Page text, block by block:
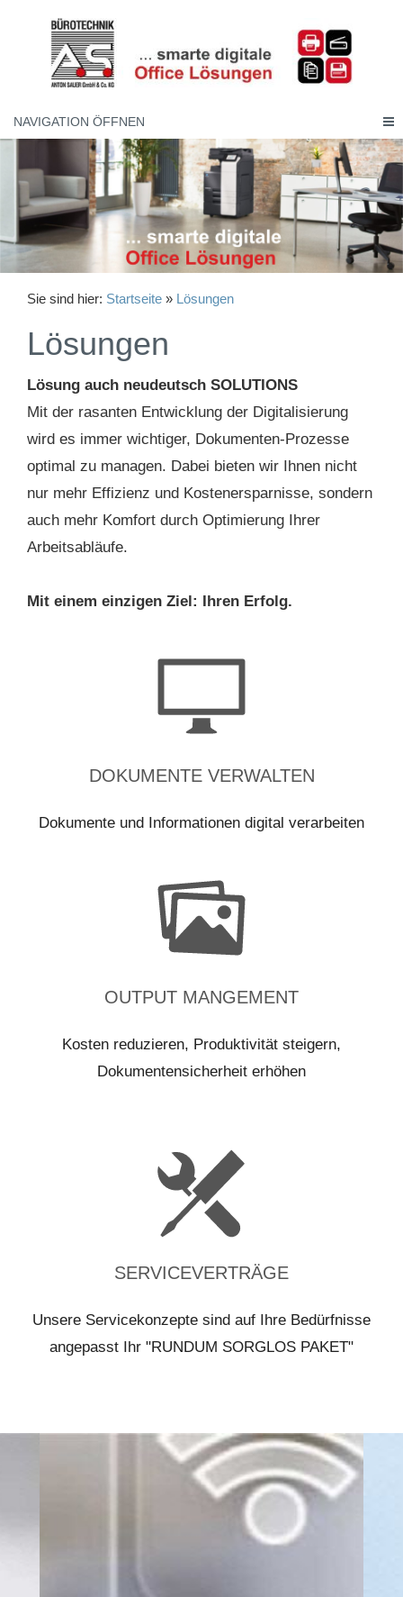
NAVIGATION ÖFFNEN
Sie sind hier: Startseite » Lösungen
Lösungen
Lösung auch neudeutsch SOLUTIONS
Mit der rasanten Entwicklung der Digitalisierung
wird es immer wichtiger, Dokumenten-Prozesse
optimal zu managen. Dabei bieten wir Ihnen nicht
nur mehr Effizienz und Kostenersparnisse, sondern
auch mehr Komfort durch Optimierung Ihrer
Arbeitsabläufe.
Mit einem einzigen Ziel: Ihren Erfolg.
DOKUMENTE VERWALTEN
Dokumente und Informationen digital verarbeiten
OUTPUT MANGEMENT
Kosten reduzieren, Produktivität steigern,
Dokumentensicherheit erhöhen
SERVICEVERTRÄGE
Unsere Servicekonzepte sind auf Ihre Bedürfnisse
angepasst Ihr "RUNDUM SORGLOS PAKET"